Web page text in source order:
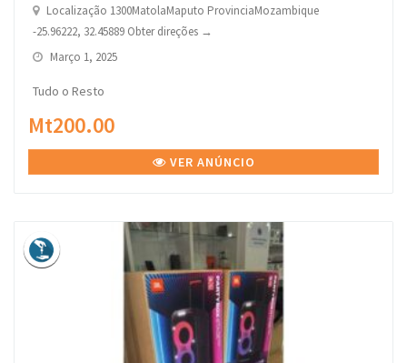
Localização 1300MatolaMaputo ProvinciaMozambique
-25.96222, 32.45889 Obter direções →
Março 1, 2025
Tudo o Resto
Mt200.00
VER ANÚNCIO